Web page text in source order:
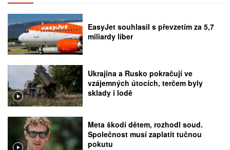
EasyJet souhlasil s převzetím za 5,7
miliardy liber
Ukrajina a Rusko pokračují ve
vzájemných útocích, terčem byly
sklady i lodě
Meta škodí dětem, rozhodl soud.
Společnost musí zaplatit tučnou
pokutu